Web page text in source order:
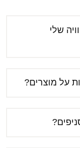
שלי
על מוצרים?